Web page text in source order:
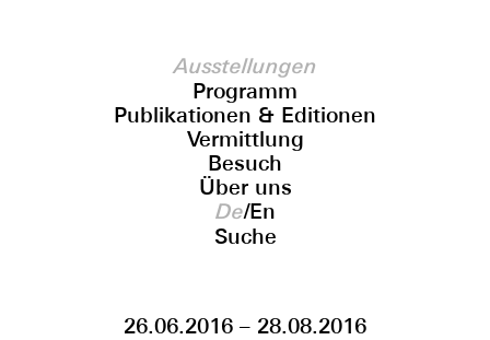
Ausstellungen
Programm
Publikationen & Editionen
Vermittlung
Besuch
Über uns
De/En
Suche
26.06.2016 – 28.08.2016